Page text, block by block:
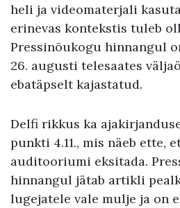
heli ja videomaterjali
erinevas kontekstis tuleb
Pressinõukogu hinnangul
26. augusti telesaates
ebatäpselt kajastatud.
Delfi rikkus ka
punkti 4.11., mis näeb ette,
auditooriumi eksitada.
hinnangul jätab artikli
lugejatele vale mulje ja on